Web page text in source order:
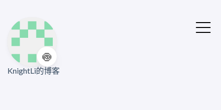
🍥
KnightLi的博客